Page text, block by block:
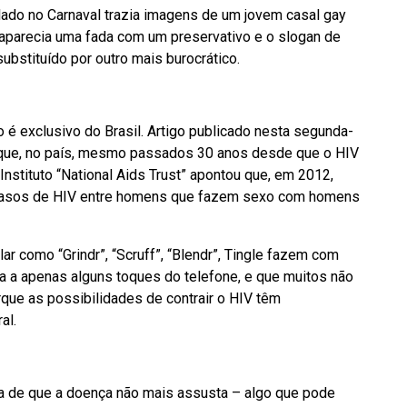
no Carnaval trazia imagens de um jovem casal gay
uma fada com um preservativo e o slogan de
por outro mais burocrático.
exclusivo do Brasil. Artigo publicado nesta segunda-
no país, mesmo passados 30 anos desde que o HIV
“National Aids Trust” apontou que, em 2012,
de HIV entre homens que fazem sexo com homens
“Grindr”, “Scruff”, “Blendr”, Tingle fazem com
apenas alguns toques do telefone, e que muitos não
as possibilidades de contrair o HIV têm
que a doença não mais assusta – algo que pode